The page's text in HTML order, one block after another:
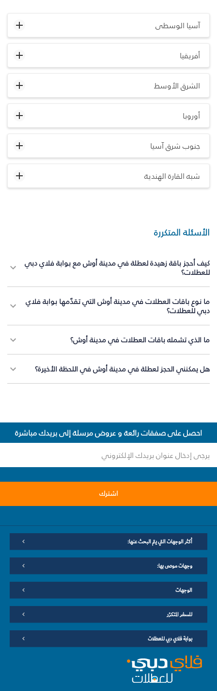
آسيا الوسطى
أفريقيا
الشرق الأوسط
أوروبا
جنوب شرق آسيا
شبه القارة الهندية
الأسئلة المتكررة
كيف أحجز باقة زهيدة لعطلة في مدينة أوش مع بوابة فلاي دبي
للعطلات؟
ما نوع باقات العطلات في مدينة أوش التي تقدّمها بوابة فلاي
دبي للعطلات؟
ما الذي تشمله باقات العطلات في مدينة أوش؟
هل يمكنني الحجز لعطلة في مدينة أوش في اللحظة الأخيرة؟
احصل على صفقات رائعة و عروض مرسلة إلى بريدك مباشرة
اشترك
أكثر الوجهات التي يتم البحث عنها:
وجهات موصى بها:
الوجهات
للسفر المتكرّر
بوابة فلاي دبي للعطلات